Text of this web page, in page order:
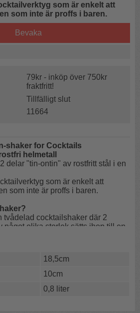
som är enkelt att
som inte är proffs i baren.
Bevaka
79kr - inköp över 750kr
fraktfritt!
Tillfälligt slut
11664
shaker for Cocktails
helmetall
delar "tin-ontin" av rostfritt stål i en
som är enkelt att
som inte är proffs i baren.
tvådelad cocktailshaker där 2
något olika storlek sätts ihop till en
populär bland professionella
eller en mindre metallbägare).
flexibla och snabba hantering
18,5cm
10cm
0,8 liter